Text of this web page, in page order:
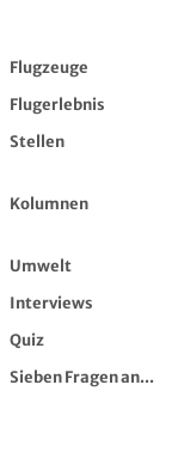
Flugzeuge
Flugerlebnis
Stellen
Kolumnen
Umwelt
Interviews
Quiz
Sieben Fragen an...